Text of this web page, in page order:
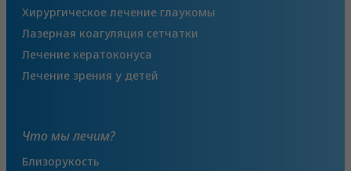
Хирургическое лечение глаукомы
Лазерная коагуляция сетчатки
Лечение кератоконуса
Лечение зрения у детей
Что мы лечим?
Близорукость